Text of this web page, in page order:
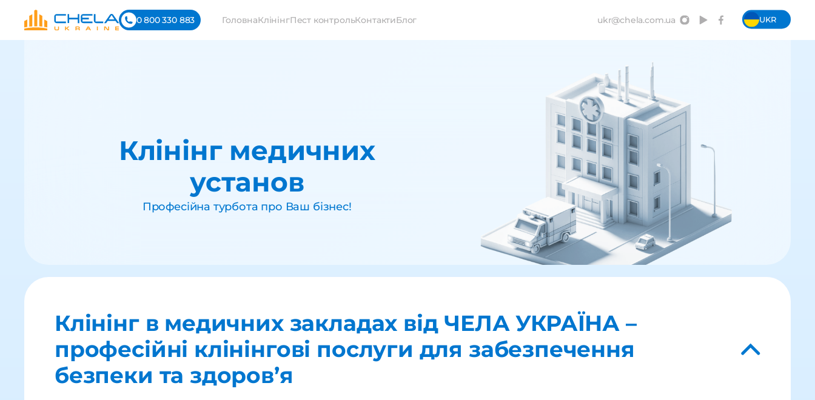
0 800 330 883 ГоловнаКлінінгПест контрольКонтактиБлог ukr@chela.com.ua UKR
Клінінг медичних
установ
Професійна турбота про Ваш бізнес!
Клінінг в медичних закладах від ЧЕЛА УКРАЇНА –
професійні клінінгові послуги для забезпечення
безпеки та здоров’я